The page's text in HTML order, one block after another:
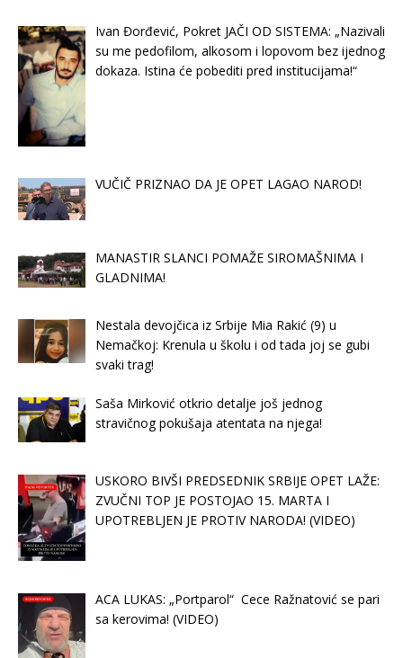
Ivan Đorđević, Pokret JAČI OD SISTEMA: „Nazivali
su me pedofilom, alkosom i lopovom bez ijednog
dokaza. Istina će pobediti pred institucijama!“
VUČIČ PRIZNAO DA JE OPET LAGAO NAROD!
MANASTIR SLANCI POMAŽE SIROMAŠNIMA I
GLADNIMA!
Nestala devojčica iz Srbije Mia Rakić (9) u
Nemačkoj: Krenula u školu i od tada joj se gubi
svaki trag!
Saša Mirković otkrio detalje još jednog
stravičnog pokušaja atentata na njega!
USKORO BIVŠI PREDSEDNIK SRBIJE OPET LAŽE:
ZVUČNI TOP JE POSTOJAO 15. MARTA I
UPOTREBLJEN JE PROTIV NARODA! (VIDEO)
ACA LUKAS: „Portparol“ Cece Ražnatović se pari
sa kerovima! (VIDEO)